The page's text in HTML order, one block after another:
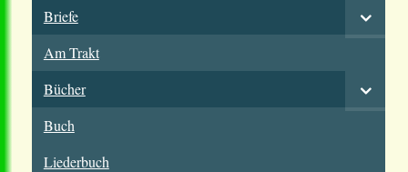
Briefe
Am Trakt
Bücher
Buch
Liederbuch